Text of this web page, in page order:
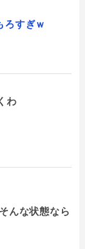
ろすぎｗ
わ
んな状態なら